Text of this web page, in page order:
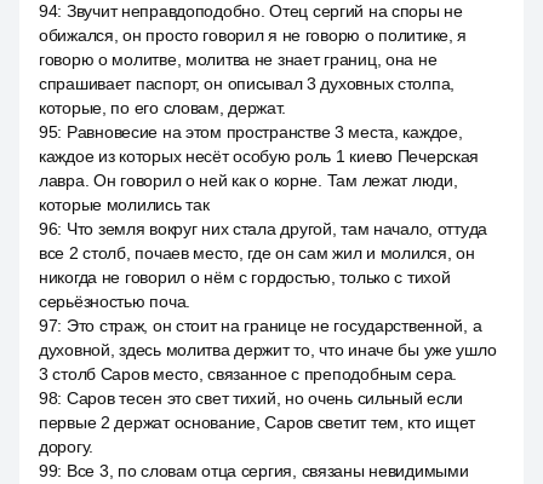
94: Звучит неправдоподобно. Отец сергий на споры не
обижался, он просто говорил я не говорю о политике, я
говорю о молитве, молитва не знает границ, она не
спрашивает паспорт, он описывал 3 духовных столпа,
которые, по его словам, держат.
95: Равновесие на этом пространстве 3 места, каждое,
каждое из которых несёт особую роль 1 киево Печерская
лавра. Он говорил о ней как о корне. Там лежат люди,
которые молились так
96: Что земля вокруг них стала другой, там начало, оттуда
все 2 столб, почаев место, где он сам жил и молился, он
никогда не говорил о нём с гордостью, только с тихой
серьёзностью поча.
97: Это страж, он стоит на границе не государственной, а
духовной, здесь молитва держит то, что иначе бы уже ушло
3 столб Саров место, связанное с преподобным сера.
98: Саров тесен это свет тихий, но очень сильный если
первые 2 держат основание, Саров светит тем, кто ищет
дорогу.
99: Все 3, по словам отца сергия, связаны невидимыми